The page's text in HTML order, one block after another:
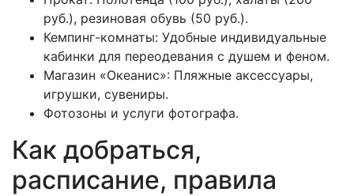
руб.), резиновая обувь (50 руб.).
Кемпинг-комнаты: Удобные индивидуальные
кабинки для переодевания с душем и феном.
Магазин «Океанис»: Пляжные аксессуары,
игрушки, сувениры.
Фотозоны и услуги фотографа.
Как добраться,
расписание, правила